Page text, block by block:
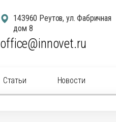
143960 Реутов, ул. Фабричная
дом 8
office@innovet.ru
Статьи Новости